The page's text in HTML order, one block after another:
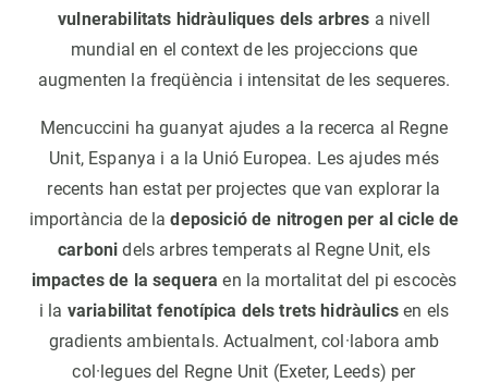
vulnerabilitats hidràuliques dels arbres a nivell
mundial en el context de les projeccions que
augmenten la freqüència i intensitat de les sequeres.
Mencuccini ha guanyat ajudes a la recerca al Regne
Unit, Espanya i a la Unió Europea. Les ajudes més
recents han estat per projectes que van explorar la
importància de ladeposició de nitrogen per al cicle de
carbonidels arbres temperats al Regne Unit, els
impactes de la sequera en la mortalitat del pi escocès
i la variabilitat fenotípica dels trets hidràulicsen els
gradients ambientals. Actualment, col·labora amb
col·legues del Regne Unit (Exeter, Leeds) per